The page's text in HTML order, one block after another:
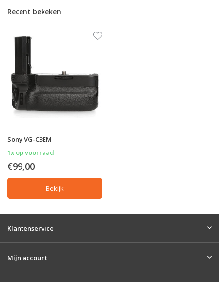
Recent bekeken
Sony VG-C3EM
1x op voorraad
€99,00
Bekijk
Klantenservice
Mijn account